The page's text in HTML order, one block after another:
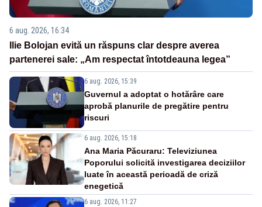
6 aug. 2026, 16:34
Ilie Bolojan evită un răspuns clar despre averea
partenerei sale: „Am respectat întotdeauna legea”
6 aug. 2026, 15:39
Guvernul a adoptat o hotărâre care
aprobă planurile de pregătire pentru
riscuri
6 aug. 2026, 15:18
Ana Maria Păcuraru: Televiziunea
Poporului solicită investigarea deciziilor
luate în această perioadă de criză
enegetică
6 aug. 2026, 11:27